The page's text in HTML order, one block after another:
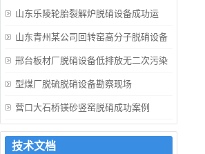
山东乐陵轮胎裂解炉脱硝设备成功运
行！
山东青州某公司回转窑高分子脱硝设备
成功运行！
邢台板材厂脱硝设备低排放无二次污染
型煤厂脱硫脱硝设备勘察现场
营口大石桥镁砂竖窑脱硝成功案例
技术文档